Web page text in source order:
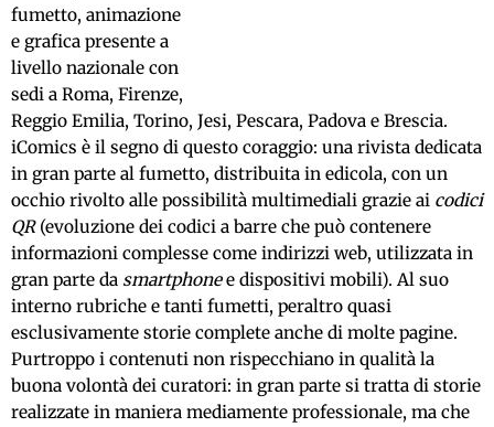
fumetto, animazione
e grafica presente a
livello nazionale con
sedi a Roma, Firenze,
Reggio Emilia, Torino, Jesi, Pescara, Padova e Brescia.
iComics è il segno di questo coraggio: una rivista dedicata
in gran parte al fumetto, distribuita in edicola, con un
occhio rivolto alle possibilità multimediali grazie ai codici
QR(evoluzione dei codici a barre che può contenere
informazioni complesse come indirizzi web, utilizzata in
gran parte da smartphonee dispositivi mobili). Al suo
interno rubriche e tanti fumetti, peraltro quasi
esclusivamente storie complete anche di molte pagine.
Purtroppo i contenuti non rispecchiano in qualità la
buona volontà dei curatori: in gran parte si tratta di storie
realizzate in maniera mediamente professionale, ma che